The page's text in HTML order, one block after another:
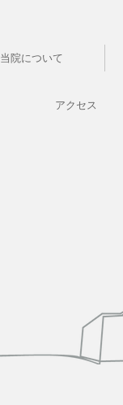
当院について
アクセス